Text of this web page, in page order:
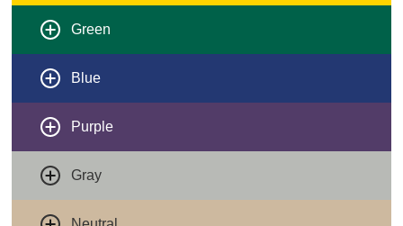
Green
Blue
Purple
Gray